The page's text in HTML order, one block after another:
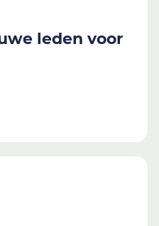
leden voor